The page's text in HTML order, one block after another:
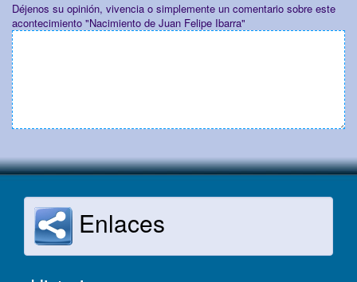
Déjenos su opinión, vivencia o simplemente un comentario sobre este
acontecimiento "Nacimiento de Juan Felipe Ibarra"
Enlaces